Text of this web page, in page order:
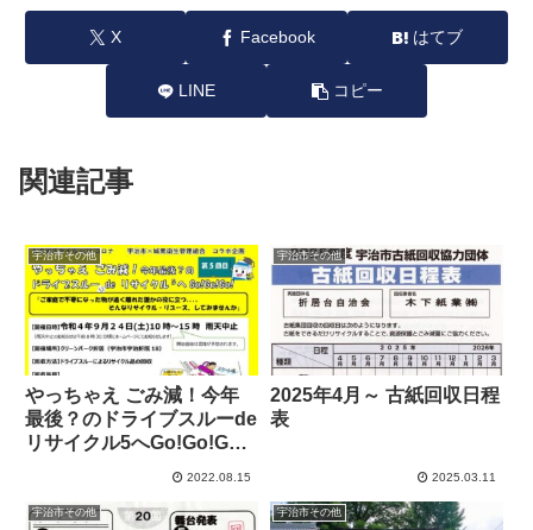
X Facebook はてブ
LINE コピー
関連記事
宇治市その他
やっちゃえ ごみ減！今年
最後？のドライブスルーde
リサイクル5へGo!Go!Go!
2022.08.15
宇治市その他
2025年4月～ 古紙回収日程
表
2025.03.11
宇治市その他 宇治市その他